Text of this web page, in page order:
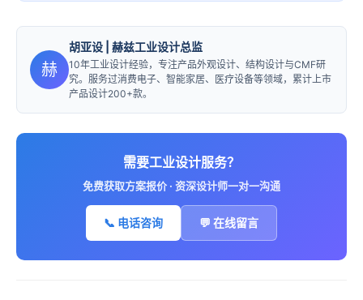
赫
胡亚设 | 赫兹工业设计总监
10年工业设计经验，专注产品外观设计、结构设计与CMF研
究。服务过消费电子、智能家居、医疗设备等领域，累计上市
产品设计200+款。
需要工业设计服务？
免费获取方案报价 · 资深设计师一对一沟通
📞 电话咨询 💬 在线留言